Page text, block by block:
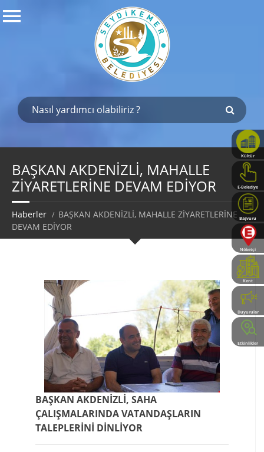
Kültür
Haritası
E-Belediye
Başvuru
Rehberi
Nöbetçi
Eczaneler
Kent
Rehberi
Duyurular
Etkinlikler
BAŞKAN AKDENİZLİ, MAHALLE
ZİYARETLERİNE DEVAM EDİYOR
Haberler
BAŞKAN AKDENİZLİ, MAHALLE ZİYARETLERİNE
DEVAM EDİYOR
BAŞKAN AKDENİZLİ, SAHA
ÇALIŞMALARINDA VATANDAŞLARIN
TALEPLERİNİ DİNLİYOR